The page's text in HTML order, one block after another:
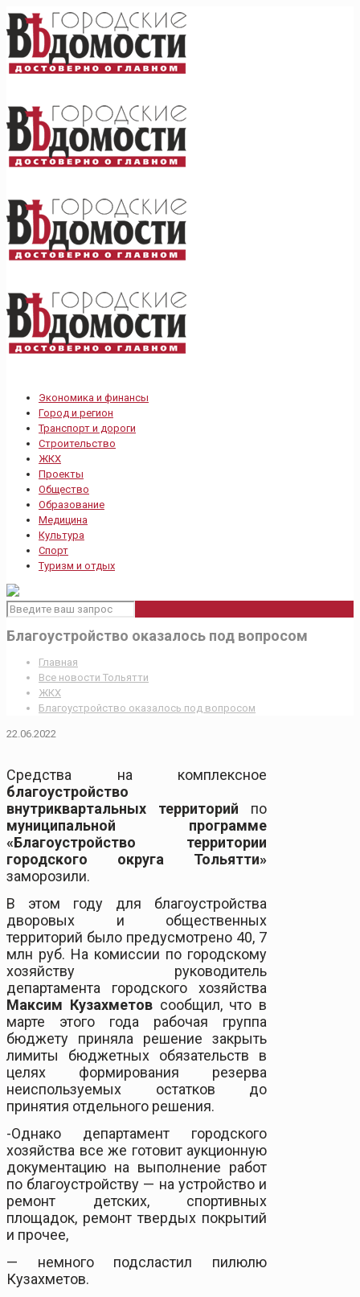
Экономика и финансы
Город и регион
Транспорт и дороги
Строительство
ЖКХ
Проекты
Общество
Образование
Медицина
Культура
Спорт
Туризм и отдых
Благоустройство оказалось под вопросом
Главная
Все новости Тольятти
ЖКХ
Благоустройство оказалось под вопросом
22.06.2022
Средства на комплексное
благоустройство
внутриквартальных территорий по
муниципальной программе
«Благоустройство территории
городского округа Тольятти»
заморозили.
В этом году для благоустройства
дворовых и общественных
территорий было предусмотрено 40, 7
млн руб. На комиссии по городскому
хозяйству руководитель
департамента городского хозяйства
Максим Кузахметовсообщил, что в
марте этого года рабочая группа
бюджету приняла решение закрыть
лимиты бюджетных обязательств в
целях формирования резерва
неиспользуемых остатков до
принятия отдельного решения.
-Однако департамент городского
хозяйства все же готовит аукционную
документацию на выполнение работ
по благоустройству — на устройство и
ремонт детских, спортивных
площадок, ремонт твердых покрытий
и прочее,
— немного подсластил пилюлю
Кузахметов.